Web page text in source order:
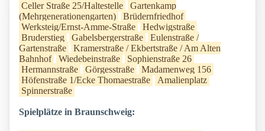
Celler Straße 25/Haltestelle
Gartenkamp
(Mehrgenerationengarten)
Brüdernfriedhof
Werksteig/Ernst-Amme-Straße
Hedwigstraße
Bruderstieg
Gabelsbergerstraße
Eulenstraße /
Gartenstraße
Kramerstraße / Ekbertstraße / Am Alten
Bahnhof
Wiedebeinstraße
Sophienstraße 26
Hermannstraße
Görgesstraße
Madamenweg 156
Höfenstraße 1/Ecke Thomaestraße
Amalienplatz
Spinnerstraße
Spielplätze in Braunschweig: